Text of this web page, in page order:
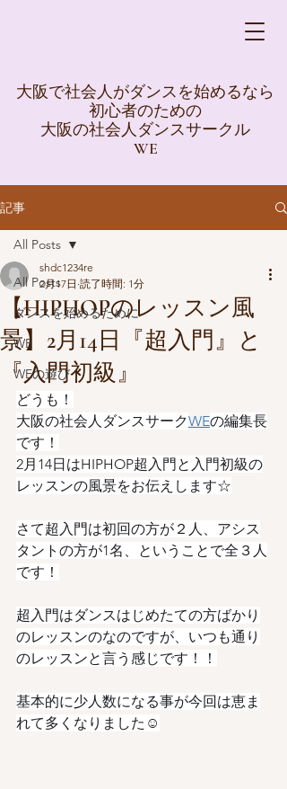
大阪で社会人がダンスを始めるなら
初心者のための
大阪の社会人ダンスサークル
WE
記事
All Posts
ダンスを始めるために
WE
WEの遊び
All Posts
【HIPHOPのレッスン風
景】2月14日『超入門』と
『入門初級』
shdc1234re
2月17日 読了時間: 1分
どうも！
大阪の社会人ダンスサークWEの編集長
です！
2月14日はHIPHOP超入門と入門初級の
レッスンの風景をお伝えします☆
さて超入門は初回の方が２人、アシス
タントの方が1名、ということで全３人
です！
超入門はダンスはじめたての方ばかり
のレッスンのなのですが、いつも通り
のレッスンと言う感じです！！
基本的に少人数になる事が今回は恵ま
れて多くなりました☺